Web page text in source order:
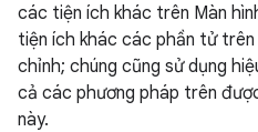
các tiện ích khác trên Màn
tiện ích khác các phần tử trên
chỉnh; chúng cũng sử dụng
cả các phương pháp trên
này.